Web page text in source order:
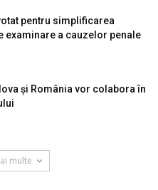
pentru simplificarea
examinare a cauzelor penale
și România vor colabora în
multe